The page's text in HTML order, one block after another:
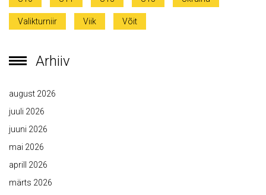
Valikturniir Viik Võit
Arhiiv
august 2026
juuli 2026
juuni 2026
mai 2026
aprill 2026
märts 2026